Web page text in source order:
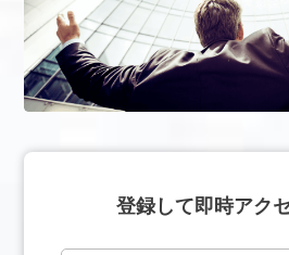
登録して即時アク